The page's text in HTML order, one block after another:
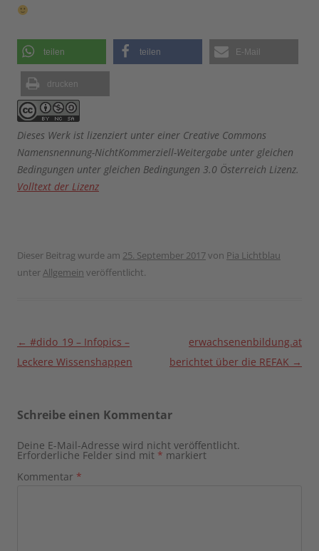
teilen teilen E-Mail
drucken
Dieses Werk ist lizenziert unter einer Creative Commons
Namensnennung-NichtKommerziell-Weitergabe unter gleichen
Bedingungen unter gleichen Bedingungen 3.0 Österreich Lizenz.
Volltext der Lizenz
Dieser Beitrag wurde am 25. September 2017von Pia Lichtblau
unterAllgemein veröffentlicht.
Beitragsnavigation
← #dido_19 – Infopics –
Leckere Wissenshappen
erwachsenenbildung.at
berichtet über die REFAK →
Schreibe einen Kommentar
Deine E-Mail-Adresse wird nicht veröffentlicht.
Erforderliche Felder sind mit * markiert
Kommentar *